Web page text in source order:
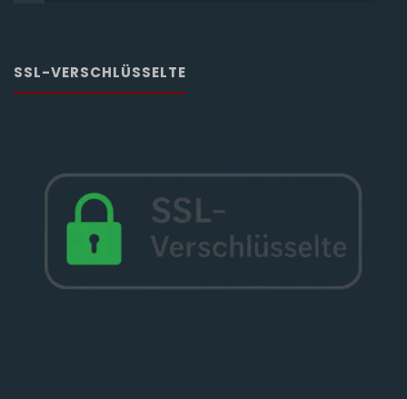
SSL-VERSCHLÜSSELTE